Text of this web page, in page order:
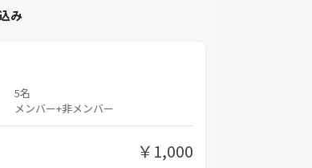
み
5名
メンバー+非メンバー
￥1,000